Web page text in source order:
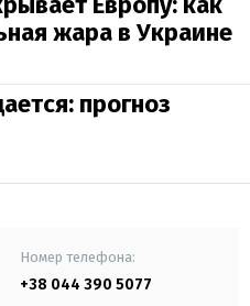
жара в Украине
прогноз
Номер телефона:
+38 044 390 5077